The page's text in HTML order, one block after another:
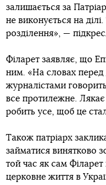
залишається за
не виконується на
розділення», —
Філарет заявляє, що
ним. «На словах перед
журналістами
все протилежне. Лякає
робить усе, щоб це
Також патріарх
займатися винятково
той час як сам Філарет
церковне життя в